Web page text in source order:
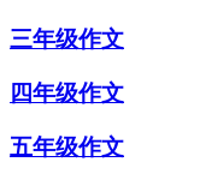
三年级作文
四年级作文
五年级作文